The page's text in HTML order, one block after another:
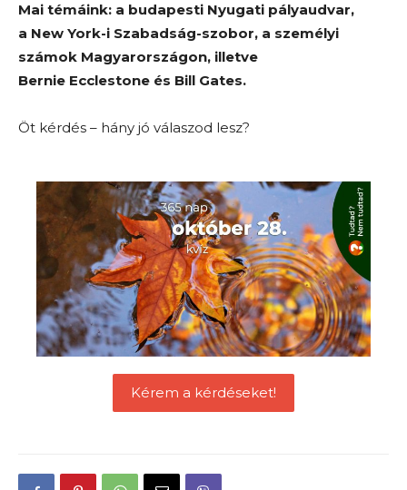
Mai témáink: a budapesti Nyugati pályaudvar,
a New York-i Szabadság-szobor, a személyi
számok Magyarországon, illetve
Bernie Ecclestone és Bill Gates.
Öt kérdés – hány jó válaszod lesz?
Kérem a kérdéseket!